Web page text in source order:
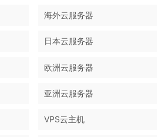
海外云服务器
日本云服务器
欧洲云服务器
亚洲云服务器
VPS云主机